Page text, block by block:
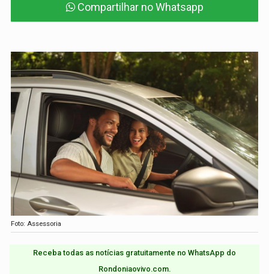
Compartilhar no Whatsapp
Foto: Assessoria
Receba todas as notícias gratuitamente no WhatsApp do
Rondoniaovivo.com.​